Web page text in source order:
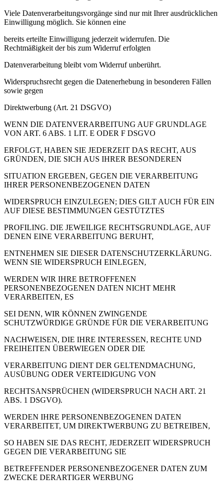
Viele Datenverarbeitungsvorgänge sind nur mit Ihrer ausdrücklichen
Einwilligung möglich. Sie können eine
bereits erteilte Einwilligung jederzeit widerrufen. Die
Rechtmäßigkeit der bis zum Widerruf erfolgten
Datenverarbeitung bleibt vom Widerruf unberührt.
Widerspruchsrecht gegen die Datenerhebung in besonderen Fällen
sowie gegen
Direktwerbung (Art. 21 DSGVO)
WENN DIE DATENVERARBEITUNG AUF GRUNDLAGE
VON ART. 6 ABS. 1 LIT. E ODER F DSGVO
ERFOLGT, HABEN SIE JEDERZEIT DAS RECHT, AUS
GRÜNDEN, DIE SICH AUS IHRER BESONDEREN
SITUATION ERGEBEN, GEGEN DIE VERARBEITUNG
IHRER PERSONENBEZOGENEN DATEN
WIDERSPRUCH EINZULEGEN; DIES GILT AUCH FÜR EIN
AUF DIESE BESTIMMUNGEN GESTÜTZTES
PROFILING. DIE JEWEILIGE RECHTSGRUNDLAGE, AUF
DENEN EINE VERARBEITUNG BERUHT,
ENTNEHMEN SIE DIESER DATENSCHUTZERKLÄRUNG.
WENN SIE WIDERSPRUCH EINLEGEN,
WERDEN WIR IHRE BETROFFENEN
PERSONENBEZOGENEN DATEN NICHT MEHR
VERARBEITEN, ES
SEI DENN, WIR KÖNNEN ZWINGENDE
SCHUTZWÜRDIGE GRÜNDE FÜR DIE VERARBEITUNG
NACHWEISEN, DIE IHRE INTERESSEN, RECHTE UND
FREIHEITEN ÜBERWIEGEN ODER DIE
VERARBEITUNG DIENT DER GELTENDMACHUNG,
AUSÜBUNG ODER VERTEIDIGUNG VON
RECHTSANSPRÜCHEN (WIDERSPRUCH NACH ART. 21
ABS. 1 DSGVO).
WERDEN IHRE PERSONENBEZOGENEN DATEN
VERARBEITET, UM DIREKTWERBUNG ZU BETREIBEN,
SO HABEN SIE DAS RECHT, JEDERZEIT WIDERSPRUCH
GEGEN DIE VERARBEITUNG SIE
BETREFFENDER PERSONENBEZOGENER DATEN ZUM
ZWECKE DERARTIGER WERBUNG